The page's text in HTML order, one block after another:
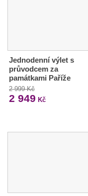
Jednodenní výlet s
průvodcem za
památkami Paříže
2 999 Kč
2 949 Kč